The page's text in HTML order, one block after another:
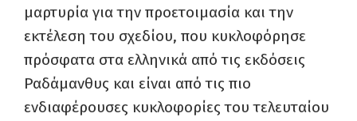
μαρτυρία για την προετοιμασία και την
εκτέλεση του σχεδίου, που κυκλοφόρησε
πρόσφατα στα ελληνικά από τις εκδόσεις
Ραδάμανθυς και είναι από τις πιο
ενδιαφέρουσες κυκλοφορίες του τελευταίου